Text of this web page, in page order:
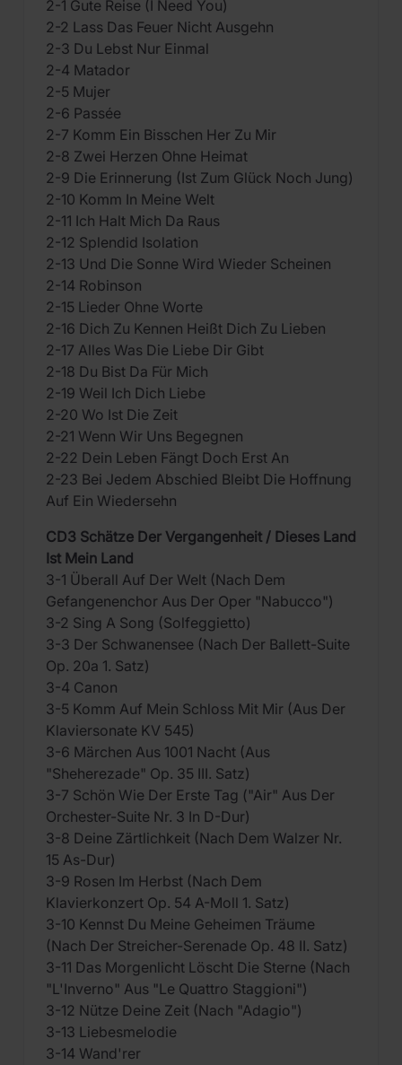
2-1 Gute Reise (I Need You)
2-2 Lass Das Feuer Nicht Ausgehn
2-3 Du Lebst Nur Einmal
2-4 Matador
2-5 Mujer
2-6 Passée
2-7 Komm Ein Bisschen Her Zu Mir
2-8 Zwei Herzen Ohne Heimat
2-9 Die Erinnerung (Ist Zum Glück Noch Jung)
2-10 Komm In Meine Welt
2-11 Ich Halt Mich Da Raus
2-12 Splendid Isolation
2-13 Und Die Sonne Wird Wieder Scheinen
2-14 Robinson
2-15 Lieder Ohne Worte
2-16 Dich Zu Kennen Heißt Dich Zu Lieben
2-17 Alles Was Die Liebe Dir Gibt
2-18 Du Bist Da Für Mich
2-19 Weil Ich Dich Liebe
2-20 Wo Ist Die Zeit
2-21 Wenn Wir Uns Begegnen
2-22 Dein Leben Fängt Doch Erst An
2-23 Bei Jedem Abschied Bleibt Die Hoffnung
Auf Ein Wiedersehn
CD3 Schätze Der Vergangenheit / Dieses Land
Ist Mein Land
3-1 Überall Auf Der Welt (Nach Dem
Gefangenenchor Aus Der Oper "Nabucco")
3-2 Sing A Song (Solfeggietto)
3-3 Der Schwanensee (Nach Der Ballett-Suite
Op. 20a 1. Satz)
3-4 Canon
3-5 Komm Auf Mein Schloss Mit Mir (Aus Der
Klaviersonate KV 545)
3-6 Märchen Aus 1001 Nacht (Aus
"Sheherezade" Op. 35 III. Satz)
3-7 Schön Wie Der Erste Tag ("Air" Aus Der
Orchester-Suite Nr. 3 In D-Dur)
3-8 Deine Zärtlichkeit (Nach Dem Walzer Nr.
15 As-Dur)
3-9 Rosen Im Herbst (Nach Dem
Klavierkonzert Op. 54 A-Moll 1. Satz)
3-10 Kennst Du Meine Geheimen Träume
(Nach Der Streicher-Serenade Op. 48 II. Satz)
3-11 Das Morgenlicht Löscht Die Sterne (Nach
"L'Inverno" Aus "Le Quattro Staggioni")
3-12 Nütze Deine Zeit (Nach "Adagio")
3-13 Liebesmelodie
3-14 Wand'rer